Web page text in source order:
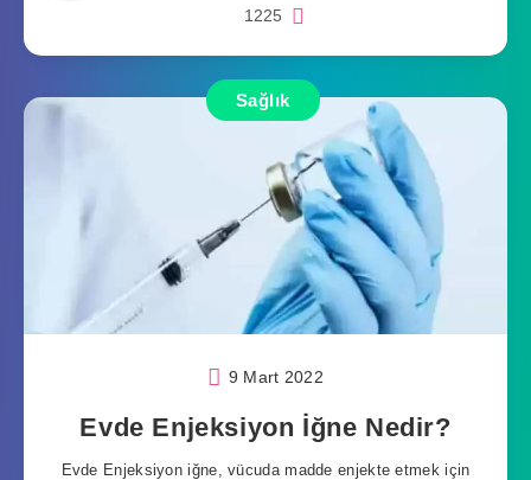
1225
Sağlık
9 Mart 2022
Evde Enjeksiyon İğne Nedir?
Evde Enjeksiyon iğne, vücuda madde enjekte etmek için